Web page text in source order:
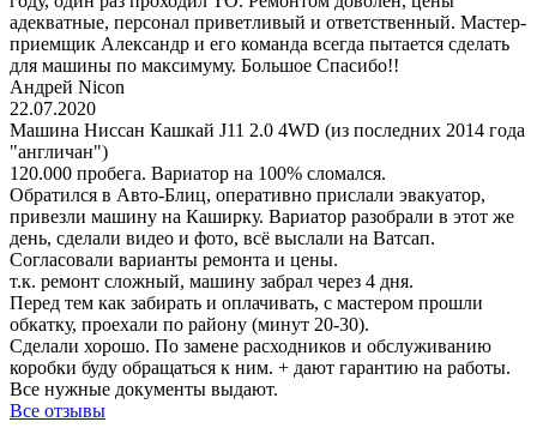
адекватные, персонал приветливый и ответственный. Мастер-
приемщик Александр и его команда всегда пытается сделать
для машины по максимуму. Большое Спасибо!!
Андрей Nicon
22.07.2020
Машина Ниссан Кашкай J11 2.0 4WD (из последних 2014 года
"англичан")
120.000 пробега. Вариатор на 100% сломался.
Обратился в Авто-Блиц, оперативно прислали эвакуатор,
привезли машину на Каширку. Вариатор разобрали в этот же
день, сделали видео и фото, всё выслали на Ватсап.
Согласовали варианты ремонта и цены.
т.к. ремонт сложный, машину забрал через 4 дня.
Перед тем как забирать и оплачивать, с мастером прошли
обкатку, проехали по району (минут 20-30).
Сделали хорошо. По замене расходников и обслуживанию
коробки буду обращаться к ним. + дают гарантию на работы.
Все нужные документы выдают.
Все отзывы